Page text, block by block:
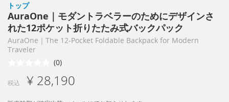
トップ
AuraOne｜モダントラベラーのためにデザインさ
れた12ポケット折りたたみ式バックパック
AuraOne｜The 12-Pocket Foldable Backpack for Modern
Traveler
(0)
税込 ¥ 28,190